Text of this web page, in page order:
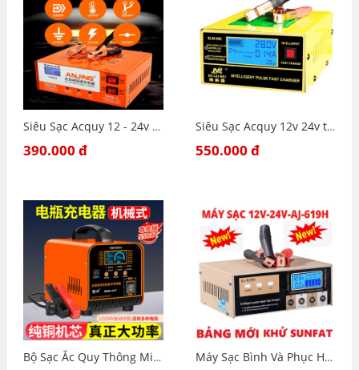
Siêu Sạc Acquy 12 - 24v 200Ah - Sạc có tạo xung khử sunfat - Siêu Sạc Acquy 12 - 24v 618B
390.000 đ
Siêu Sạc Acquy 12v 24v thông minh 2Ah - 200Ah-Máy sạc bình Ắc quy thông minh
550.000 đ
Bộ Sạc Ắc Quy Thông Minh 12V-24V Công Suất Cao Có Chức Năng Sửa Chữa Phục Hồi Ắc Quy Máy Sạc Bình Và Phục Hồi Bình 12V 24V 400AH AJ-619H-Sạc có phục hồi bình bằng Khử Sunfat